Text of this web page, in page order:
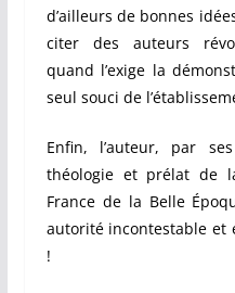
d’ailleurs de bonnes
citer des auteurs
quand l’exige la
seul souci de
Enfin, l’auteur, par
théologie et prélat de
France de la Belle
autorité incontestable et
!